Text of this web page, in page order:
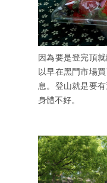
因為要是登完頂
以早在黑門市場
息。登山就是要
身體不好。